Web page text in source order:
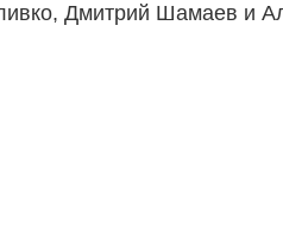
Дмитрий Шамаев и